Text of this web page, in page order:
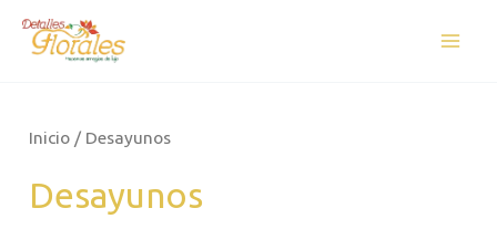
Inicio / Desayunos
Desayunos